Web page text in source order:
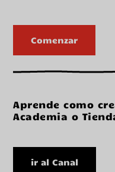
Comenzar
Aprende como
Academia o
ir al Canal